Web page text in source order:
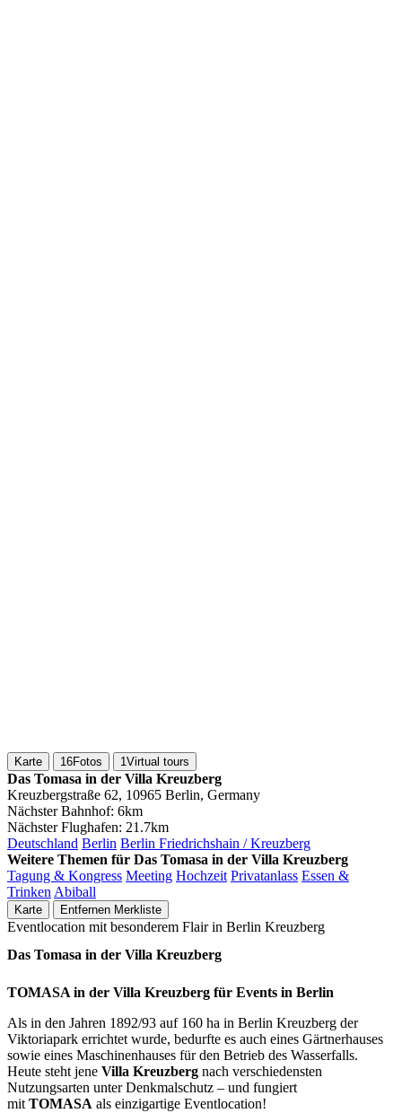
Karte 16Fotos 1Virtual tours
Das Tomasa in der Villa Kreuzberg
Kreuzbergstraße 62, 10965 Berlin, Germany
Nächster Bahnhof: 6km
Nächster Flughafen: 21.7km
Deutschland Berlin Berlin Friedrichshain / Kreuzberg
Weitere Themen für Das Tomasa in der Villa Kreuzberg
Tagung & Kongress Meeting Hochzeit Privatanlass Essen &
Trinken Abiball
Karte Entfernen Merkliste
Eventlocation mit besonderem Flair in Berlin Kreuzberg
Das Tomasa in der Villa Kreuzberg
TOMASA in der Villa Kreuzberg für Events in Berlin
Als in den Jahren 1892/93 auf 160 ha in Berlin Kreuzberg der
Viktoriapark errichtet wurde, bedurfte es auch eines Gärtnerhauses
sowie eines Maschinenhauses für den Betrieb des Wasserfalls.
Heute steht jene Villa Kreuzberg nach verschiedensten
Nutzungsarten unter Denkmalschutz – und fungiert
mit TOMASA als einzigartige Eventlocation!